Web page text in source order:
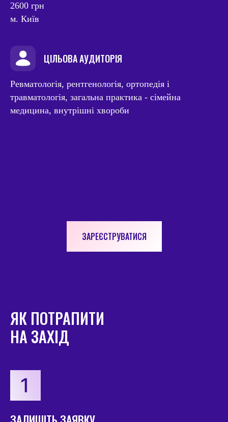
2600 грн
м. Київ
ЦІЛЬОВА АУДИТОРІЯ
Ревматологія, рентгенологія, ортопедія і
травматологія, загальна практика - сімейна
медицина, внутрішні хвороби
ЗАРЕЄСТРУВАТИСЯ
ЯК ПОТРАПИТИ
НА ЗАХІД